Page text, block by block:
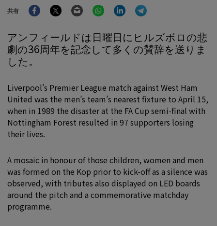
共有
FacebookTwitter Email WhatsAppLinkedIn
アンフィールドは日曜日にヒルズボロの悲
劇の36周年を記念して多くの賛辞を送りま
した。
Liverpool’s Premier League match against West Ham
United was the men’s team’s nearest fixture to April 15,
when in 1989 the disaster at the FA Cup semi-final with
Nottingham Forest resulted in 97 supporters losing
their lives.
A mosaic in honour of those children, women and men
was formed on the Kop prior to kick-off as a silence was
observed, with tributes also displayed on LED boards
around the pitch and a commemorative matchday
programme.